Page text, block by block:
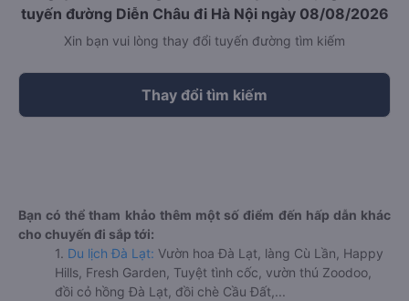
tuyến đường Diễn Châu đi Hà Nội ngày 08/08/2026
Xin bạn vui lòng thay đổi tuyến đường tìm kiếm
Thay đổi tìm kiếm
Bạn có thể tham khảo thêm một số điểm đến hấp dẫn khác
cho chuyến đi sắp tới:
1. Du lịch Đà Lạt: Vườn hoa Đà Lạt, làng Cù Lần, Happy
Hills, Fresh Garden, Tuyệt tình cốc, vườn thú Zoodoo,
đồi cỏ hồng Đà Lạt, đồi chè Cầu Đất,...